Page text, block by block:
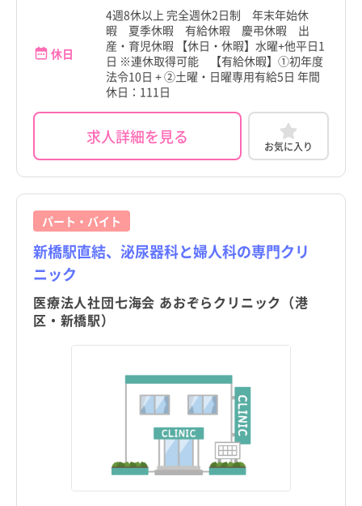
休日
4週8休以上 完全週休2日制 年末年始休
暇 夏季休暇 有給休暇 慶弔休暇 出
産・育児休暇 【休日・休暇】水曜+他平日1
日 ※連休取得可能 【有給休暇】①初年度
法令10日 + ②土曜・日曜専用有給5日 年間
休日：111日
求人詳細を見る お気に入り
パート・バイト
新橋駅直結、泌尿器科と婦人科の専門クリ
ニック
医療法人社団七海会 あおぞらクリニック（港
区・新橋駅）